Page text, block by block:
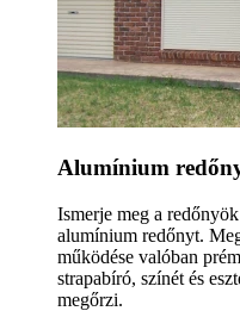
Alumínium
Ismerje meg a
alumínium redőnyt.
működése valóban
strapabíró, színét és
megőrzi.